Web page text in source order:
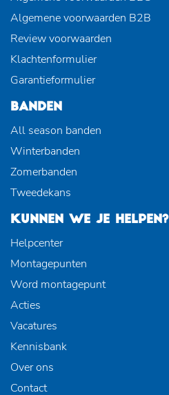
Algemene voorwaarden B2B
Review voorwaarden
Klachtenformulier
Garantieformulier
BANDEN
All season banden
Winterbanden
Zomerbanden
Tweedekans
KUNNEN WE JE HELPEN?
Helpcenter
Montagepunten
Word montagepunt
Acties
Vacatures
Kennisbank
Over ons
Contact